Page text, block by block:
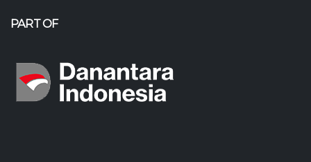
PART OF